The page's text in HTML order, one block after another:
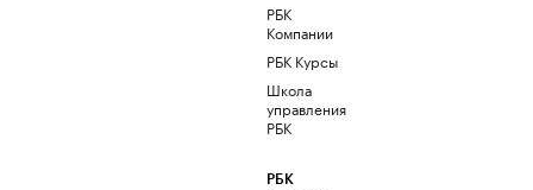
РБК
Компании
РБК Курсы
Школа
управления
РБК
РБК